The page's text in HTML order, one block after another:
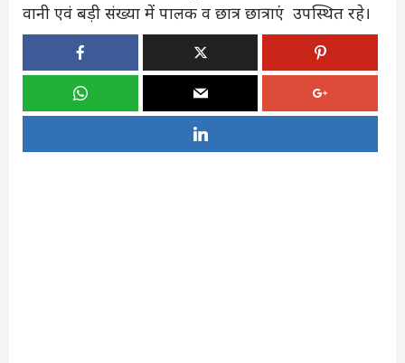
वानी एवं बड़ी संख्या में पालक व छात्र छात्राएं उपस्थित रहे।